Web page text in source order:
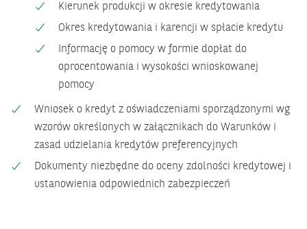
Kierunek produkcji w okresie kredytowania
Okres kredytowania i karencji w spłacie kredytu
Informację o pomocy w formie dopłat do
oprocentowania i wysokości wnioskowanej
pomocy
Wniosek o kredyt z oświadczeniami sporządzonymi wg
wzorów określonych w załącznikach do Warunków i
zasad udzielania kredytów preferencyjnych
Dokumenty niezbędne do oceny zdolności kredytowej i
ustanowienia odpowiednich zabezpieczeń